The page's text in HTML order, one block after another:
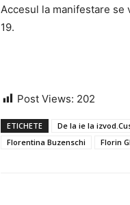
Accesul la manifestare se
19.
Post Views: 202
ETICHETE De la ie la
Florentina Buzenschi
Florin